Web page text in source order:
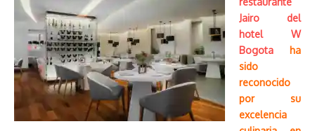
Jairo del
hotel W
Bogota ha
sido
reconocido
por su
excelencia